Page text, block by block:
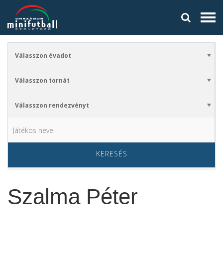
KERESÉS
Szalma Péter